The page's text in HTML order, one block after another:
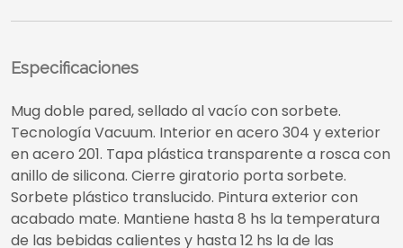
Especificaciones
Mug doble pared, sellado al vacío con sorbete.
Tecnología Vacuum. Interior en acero 304 y exterior
en acero 201. Tapa plástica transparente a rosca con
anillo de silicona. Cierre giratorio porta sorbete.
Sorbete plástico translucido. Pintura exterior con
acabado mate. Mantiene hasta 8 hs la temperatura
de las bebidas calientes y hasta 12 hs la de las